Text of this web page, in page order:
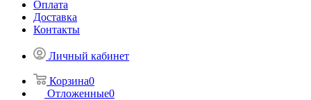
Оплата
Доставка
Контакты
Личный кабинет
Корзина0
Отложенные0